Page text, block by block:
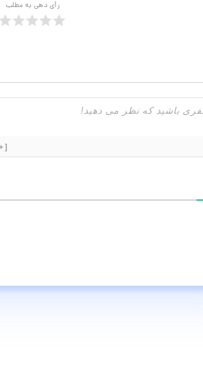
رأی دهی به مطلب